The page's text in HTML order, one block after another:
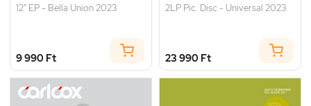
12" EP - Bella Union 2023
9 990 Ft
2LP Pic. Disc - Universal 2023
23 990 Ft